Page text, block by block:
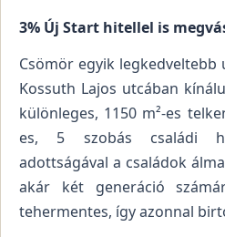
3% Új Start hitellel is
Csömör egyik legkedveltebb
Kossuth Lajos utcában
különleges, 1150 m²-es
es, 5 szobás családi
adottságával a családok
akár két generáció
tehermentes, így azonnal